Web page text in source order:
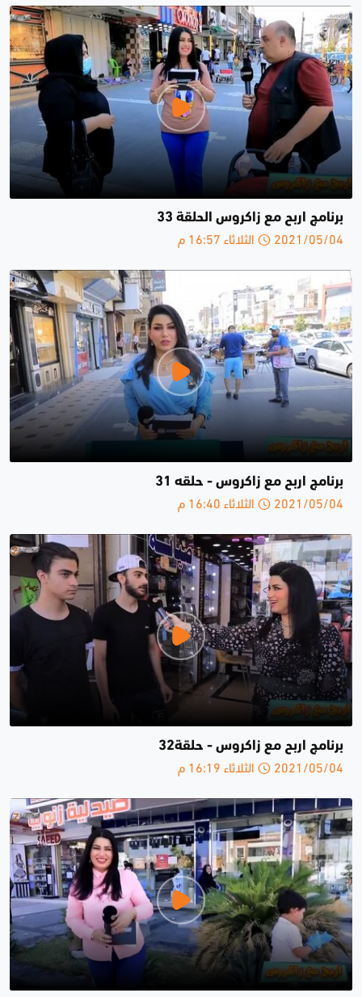
برنامج اربح مع زاكروس الحلقة 33
2021/05/04 الثلاثاء 16:57 م
برنامج اربح مع زاكروس - حلقە 31
2021/05/04 الثلاثاء 16:40 م
برنامج اربح مع زاكروس - حلقة32
2021/05/04 الثلاثاء 16:19 م